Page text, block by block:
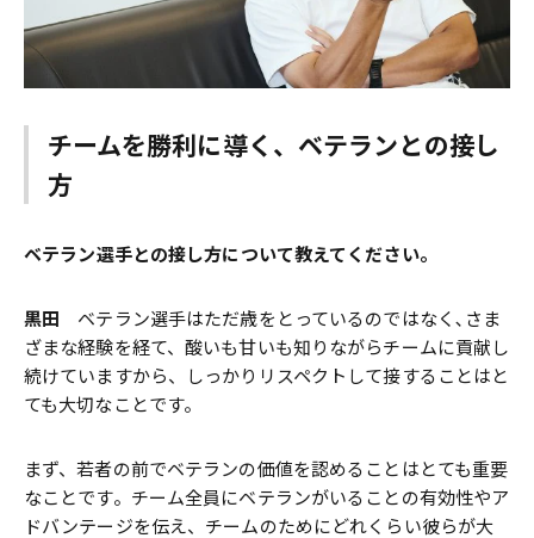
チームを勝利に導く、ベテランとの接し
方
――ベテラン選手との接し方について教えてください。
黒田 ベテラン選手はただ歳をとっているのではなく､さま
ざまな経験を経て、酸いも甘いも知りながらチームに貢献し
続けていますから、しっかりリスペクトして接することはと
ても大切なことです。
まず、若者の前でベテランの価値を認めることはとても重要
なことです。チーム全員にベテランがいることの有効性やア
ドバンテージを伝え、チームのためにどれくらい彼らが大